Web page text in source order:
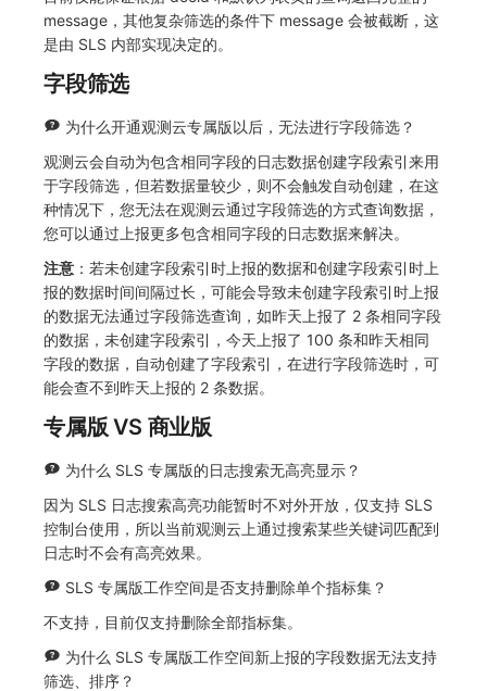
message，其他复杂筛选的条件下 message 会被截断，这
是由 SLS 内部实现决定的。
字段筛选
为什么开通观测云专属版以后，无法进行字段筛选？
观测云会自动为包含相同字段的日志数据创建字段索引来用
于字段筛选，但若数据量较少，则不会触发自动创建，在这
种情况下，您无法在观测云通过字段筛选的方式查询数据，
您可以通过上报更多包含相同字段的日志数据来解决。
注意 ：若未创建字段索引时上报的数据和创建字段索引时上
报的数据时间间隔过长，可能会导致未创建字段索引时上报
的数据无法通过字段筛选查询，如昨天上报了 2 条相同字段
的数据，未创建字段索引，今天上报了 100 条和昨天相同
字段的数据，自动创建了字段索引，在进行字段筛选时，可
能会查不到昨天上报的 2 条数据。
专属版 VS 商业版
为什么 SLS 专属版的日志搜索无高亮显示？
因为 SLS 日志搜索高亮功能暂时不对外开放，仅支持 SLS
控制台使用，所以当前观测云上通过搜索某些关键词匹配到
日志时不会有高亮效果。
SLS 专属版工作空间是否支持删除单个指标集？
不支持，目前仅支持删除全部指标集。
为什么 SLS 专属版工作空间新上报的字段数据无法支持
筛选、排序？